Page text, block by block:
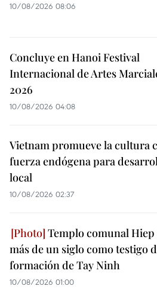
10/08/2026 08:06
Concluye en Hanoi Festival
Internacional de Artes
2026
10/08/2026 04:08
Vietnam promueve la cultura
fuerza endógena para
local
10/08/2026 02:37
Templo comunal
más de un siglo como testigo
formación de Tay Ninh
10/08/2026 01:00